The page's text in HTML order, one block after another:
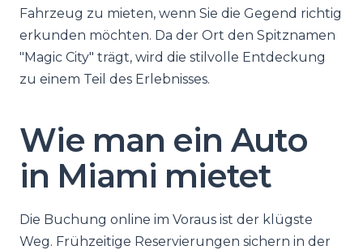
Fahrzeug zu mieten, wenn Sie die Gegend richtig
erkunden möchten. Da der Ort den Spitznamen
"Magic City" trägt, wird die stilvolle Entdeckung
zu einem Teil des Erlebnisses.
Wie man ein Auto
in Miami mietet
Die Buchung online im Voraus ist der klügste
Weg. Frühzeitige Reservierungen sichern in der